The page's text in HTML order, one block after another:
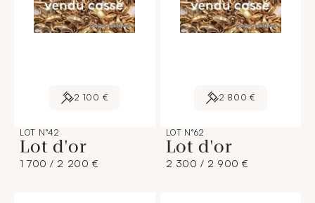
2 100 €
LOT N°42
Lot d'or
1 700 / 2 200 €
2 800 €
LOT N°62
Lot d'or
2 300 / 2 900 €